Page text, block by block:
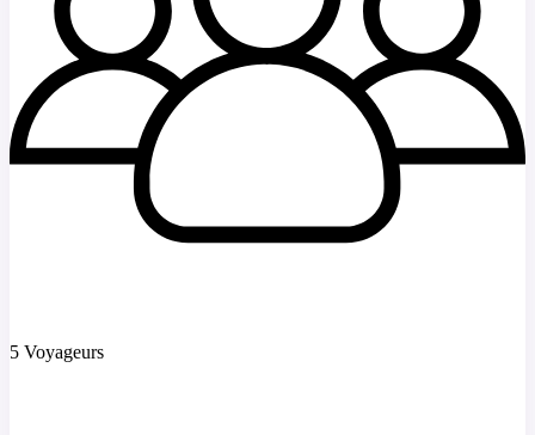
5 Voyageurs